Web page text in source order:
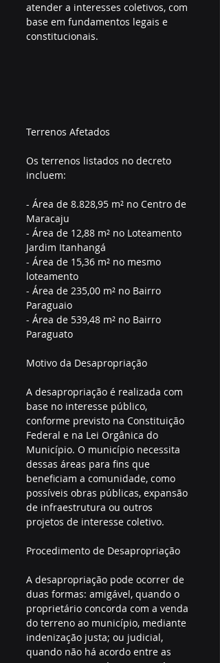
atender a interesses coletivos, com
base em fundamentos legais e
constitucionais.
Terrenos Afetados
Os terrenos listados no decreto
incluem:
- Área de 8.828,95 m² no Centro de
Maracaju
- Área de 12,88 m² no Loteamento
Jardim Itanhangá
- Área de 15,36 m² no mesmo
loteamento
- Área de 235,00 m² no Bairro
Paraguaio
- Área de 539,48 m² no Bairro
Paraguato
Motivo da Desapropriação
A desapropriação é realizada com
base no interesse público,
conforme previsto na Constituição
Federal e na Lei Orgânica do
Município. O município necessita
dessas áreas para fins que
beneficiam a comunidade, como
possíveis obras públicas, expansão
de infraestrutura ou outros
projetos de interesse coletivo.
Procedimento de Desapropriação
A desapropriação pode ocorrer de
duas formas: amigável, quando o
proprietário concorda com a venda
do terreno ao município, mediante
indenização justa; ou judicial,
quando não há acordo entre as